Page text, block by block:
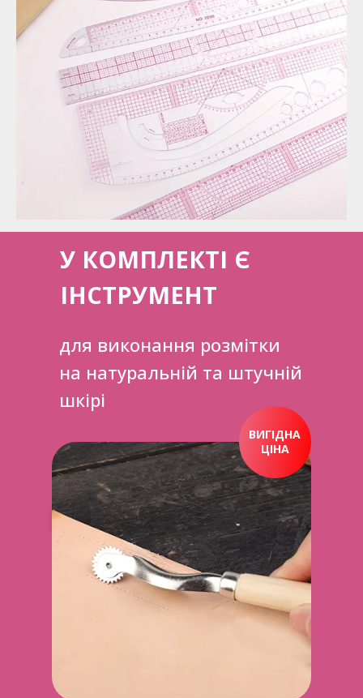
У КОМПЛЕКТІ Є
ІНСТРУМЕНТ
для виконання розмітки
на натуральній та штучній
шкірі
ПРИДБАТИ ЗАРАЗ
ВИГІДНА
ЦІНА